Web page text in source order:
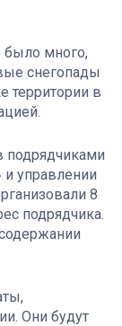
было много,
снегопады
территории в
подрядчиками
и управлении
8
подрядчика.
Они будут